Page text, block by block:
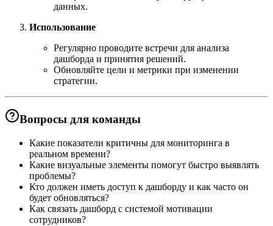
данных.
Использование
Регулярно проводите встречи для анализа
дашборда и принятия решений.
Обновляйте цели и метрики при изменении
стратегии.
Вопросы для команды
Какие показатели критичны для мониторинга в
реальном времени?
Какие визуальные элементы помогут быстро выявлять
проблемы?
Кто должен иметь доступ к дашборду и как часто он
будет обновляться?
Как связать дашборд с системой мотивации
сотрудников?